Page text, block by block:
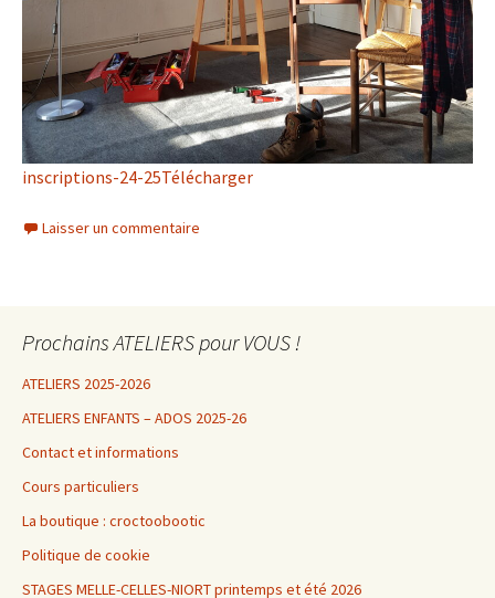
inscriptions-24-25Télécharger
Laisser un commentaire
Prochains ATELIERS pour VOUS !
ATELIERS 2025-2026
ATELIERS ENFANTS – ADOS 2025-26
Contact et informations
Cours particuliers
La boutique : croctoobootic
Politique de cookie
STAGES MELLE-CELLES-NIORT printemps et été 2026